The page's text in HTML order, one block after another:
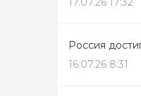
Россия
16.07.26 8:31